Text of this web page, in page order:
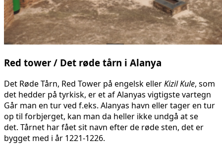
Red tower / Det røde tårn i Alanya
Det Røde Tårn, Red Tower på engelsk ellerKizil Kule, som
det hedder på tyrkisk, er et af Alanyas vigtigste vartegn
Går man en tur ved f.eks. Alanyas havn eller tager en tur
op til forbjerget, kan man da heller ikke undgå at se
det. Tårnet har fået sit navn efter de røde sten, det er
bygget med i år 1221-1226.